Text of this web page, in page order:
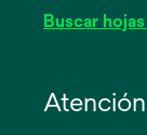
Buscar
abre